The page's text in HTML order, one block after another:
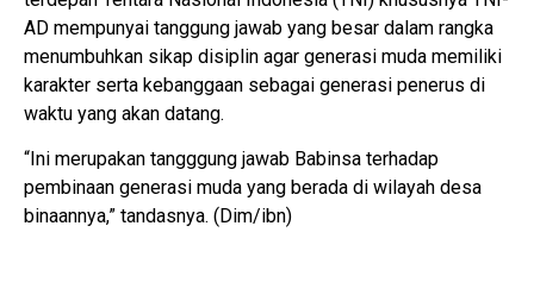
AD mempunyai tanggung jawab yang besar dalam rangka
menumbuhkan sikap disiplin agar generasi muda memiliki
karakter serta kebanggaan sebagai generasi penerus di
waktu yang akan datang.
“Ini merupakan tangggung jawab Babinsa terhadap
pembinaan generasi muda yang berada di wilayah desa
binaannya,” tandasnya. (Dim/ibn)